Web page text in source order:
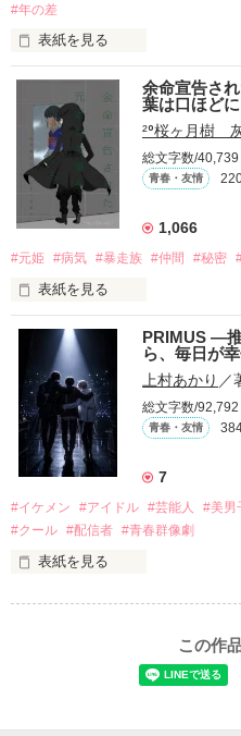
#年の差
表紙を見る
｢全部あんたのせいよ｣
『──のせいじゃないよ』
｢なんであんたが生きてんのよ｣
『生きていてくれてありがとう
｢あんたなんか産まなきゃ良か
『産まれてきてくれてありがと
『──が居てくれたから俺たちは
両親から虐待を受け感情を知
その女の子に感情を教える極道
泣き方も、笑い方も、助けの
でもみんなが教えてくれた。
『"愛してるよ"』
余命宣告さ
葉は口ほど
²⁰桜ヶ月樹
総文字数/40,739
青春・友情
1,066
#元姫 #病気 #暴走族 #仲間 #秘密
表紙を見る
世界№1の最強。通り名・night
龍牙の元姫
桜城　紗夜(さくらぎ　さや)
×
全国一位・龍牙(りゅうが)メン
龍牙・総長。
龍牙・姫。
柚原　桃(ゆずはら　もも)
龍牙・姫。
星　涼太(ほし　りょうた)
PRIMUS ―
ら、毎日が
上村あかり ／
総文字数/92,792
青春・友情
7
#イケメン #アイドル #芸能人 #美男
#クール #配信者 #青春群像劇
表紙を見る
不器用でも努力を諦めない赤。
天才肌で笑顔が眩しい白。
この作